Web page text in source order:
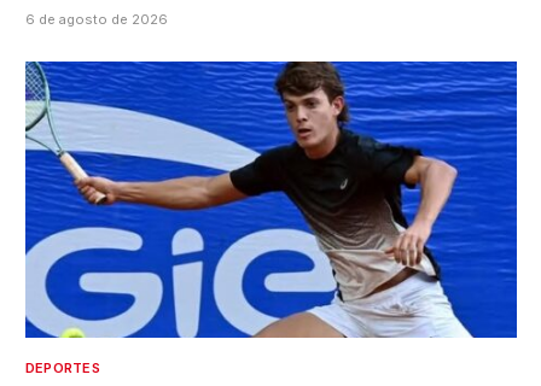
6 de agosto de 2026
DEPORTES